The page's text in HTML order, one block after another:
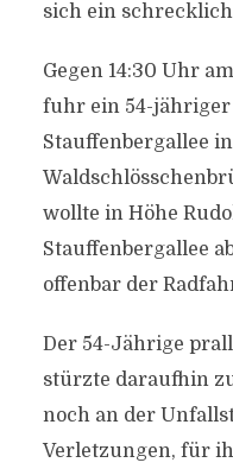
sich ein
Gegen 14:30 Uhr
fuhr ein 54-
Stauffenbergallee
wollte in Höhe
Stauffenbergallee
offenbar der
Der 54-Jährige
stürzte daraufhin
noch an der
Verletzungen, für